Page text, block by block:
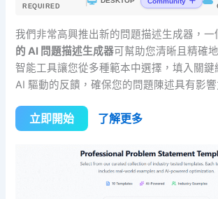
REQUIRED
我們非常高興推出新的問題描述生成器，一
的 AI 問題描述生成器可幫助您清晰且精確
智能工具讓您從多種範本中選擇，填入關鍵
AI 驅動的反饋，確保您的問題陳述具有影響
立即開始 了解更多